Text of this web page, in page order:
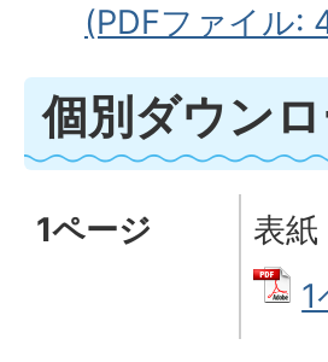
(PDFファイル:
個別ダウン
1ページ
表紙